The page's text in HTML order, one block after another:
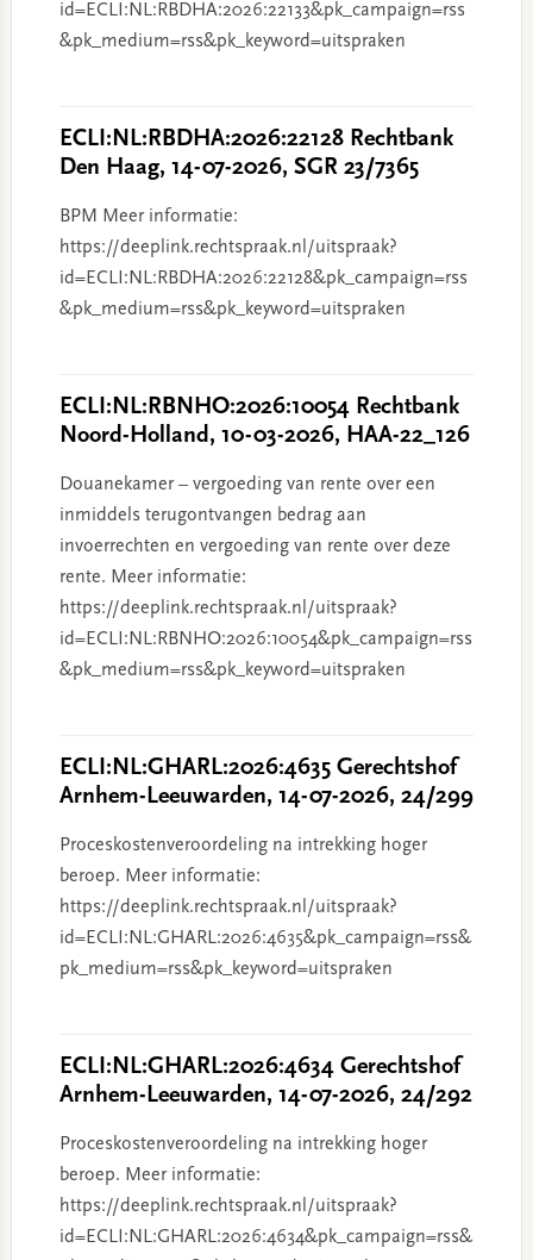
id=ECLI:NL:RBDHA:2026:22133&pk_campaign=rss
&pk_medium=rss&pk_keyword=uitspraken
ECLI:NL:RBDHA:2026:22128 Rechtbank
Den Haag, 14-07-2026, SGR 23/7365
BPM Meer informatie:
https://deeplink.rechtspraak.nl/uitspraak?
id=ECLI:NL:RBDHA:2026:22128&pk_campaign=rss
&pk_medium=rss&pk_keyword=uitspraken
ECLI:NL:RBNHO:2026:10054 Rechtbank
Noord-Holland, 10-03-2026, HAA-22_126
Douanekamer – vergoeding van rente over een
inmiddels terugontvangen bedrag aan
invoerrechten en vergoeding van rente over deze
rente. Meer informatie:
https://deeplink.rechtspraak.nl/uitspraak?
id=ECLI:NL:RBNHO:2026:10054&pk_campaign=rss
&pk_medium=rss&pk_keyword=uitspraken
ECLI:NL:GHARL:2026:4635 Gerechtshof
Arnhem-Leeuwarden, 14-07-2026, 24/299
Proceskostenveroordeling na intrekking hoger
beroep. Meer informatie:
https://deeplink.rechtspraak.nl/uitspraak?
id=ECLI:NL:GHARL:2026:4635&pk_campaign=rss&
pk_medium=rss&pk_keyword=uitspraken
ECLI:NL:GHARL:2026:4634 Gerechtshof
Arnhem-Leeuwarden, 14-07-2026, 24/292
Proceskostenveroordeling na intrekking hoger
beroep. Meer informatie:
https://deeplink.rechtspraak.nl/uitspraak?
id=ECLI:NL:GHARL:2026:4634&pk_campaign=rss&